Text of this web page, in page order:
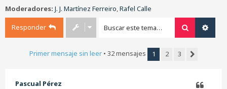
Moderadores: J. J. Martínez Ferreiro Rafel Calle
Responder Buscar
Primer mensaje sin leer • 32 mensajes 1 2
3
Pascual Pérez